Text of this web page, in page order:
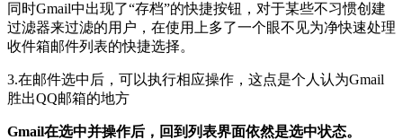
同时Gmail中出现了“存档”的快捷按钮，对于某些不习惯创建
过滤器来过滤的用户，在使用上多了一个眼不见为净快速处理
收件箱邮件列表的快捷选择。
3.在邮件选中后，可以执行相应操作，这点是个人认为Gmail
胜出QQ邮箱的地方
Gmail在选中并操作后，回到列表界面依然是选中状态。